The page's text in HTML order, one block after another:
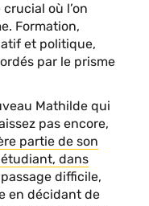
où l’on
Formation,
et politique,
par le prisme
Mathilde qui
pas encore,
partie de son
dans
difficile,
en décidant de